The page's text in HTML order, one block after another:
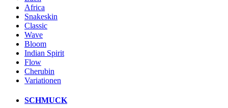
Africa
Snakeskin
Classic
Wave
Bloom
Indian Spirit
Flow
Cherubin
Variationen
SCHMUCK